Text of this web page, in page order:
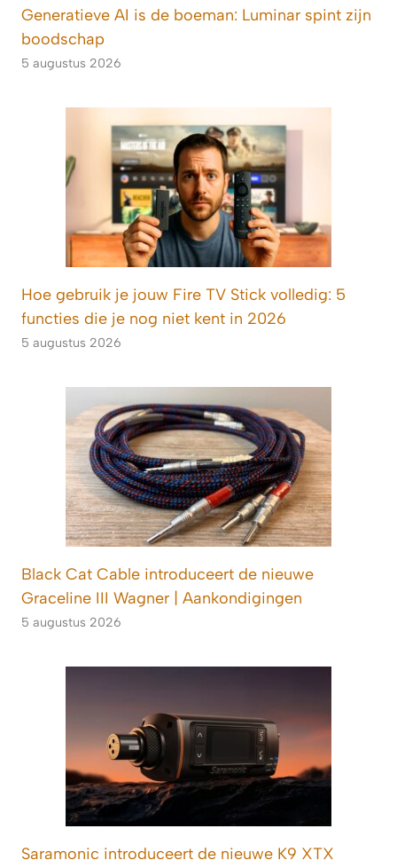
Generatieve AI is de boeman: Luminar spint zijn
boodschap
5 augustus 2026
Hoe gebruik je jouw Fire TV Stick volledig: 5
functies die je nog niet kent in 2026
5 augustus 2026
Black Cat Cable introduceert de nieuwe
Graceline III Wagner | Aankondigingen
5 augustus 2026
Saramonic introduceert de nieuwe K9 XTX